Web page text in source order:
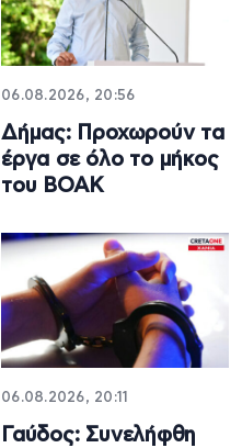
06.08.2026, 20:56
Δήμας: Προχωρούν τα
έργα σε όλο το μήκος
του ΒΟΑΚ
06.08.2026, 20:11
Γαύδος: Συνελήφθη